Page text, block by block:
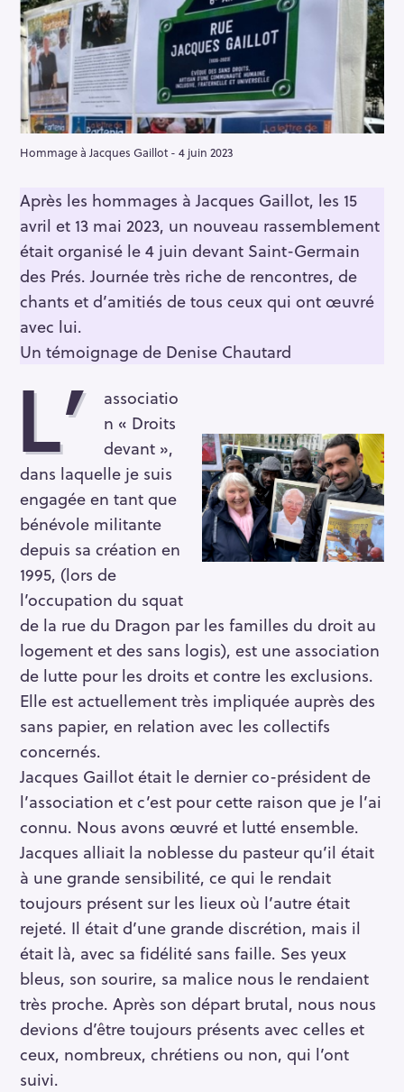
Hommage à Jacques Gaillot - 4 juin 2023
Après les hommages à Jacques Gaillot, les 15
avril et 13 mai 2023, un nouveau rassemblement
était organisé le 4 juin devant Saint-Germain
des Prés. Journée très riche de rencontres, de
chants et d’amitiés de tous ceux qui ont œuvré
avec lui.
Un témoignage de Denise Chautard
L’
associatio
n « Droits
devant »,
dans laquelle je suis
engagée en tant que
bénévole militante
depuis sa création en
1995, (lors de
l’occupation du squat
de la rue du Dragon par les familles du droit au
logement et des sans logis), est une association
de lutte pour les droits et contre les exclusions.
Elle est actuellement très impliquée auprès des
sans papier, en relation avec les collectifs
concernés.
Jacques Gaillot était le dernier co-président de
l’association et c’est pour cette raison que je l’ai
connu. Nous avons œuvré et lutté ensemble.
Jacques alliait la noblesse du pasteur qu’il était
à une grande sensibilité, ce qui le rendait
toujours présent sur les lieux où l’autre était
rejeté. Il était d’une grande discrétion, mais il
était là, avec sa fidélité sans faille. Ses yeux
bleus, son sourire, sa malice nous le rendaient
très proche. Après son départ brutal, nous nous
devions d’être toujours présents avec celles et
ceux, nombreux, chrétiens ou non, qui l’ont
suivi.